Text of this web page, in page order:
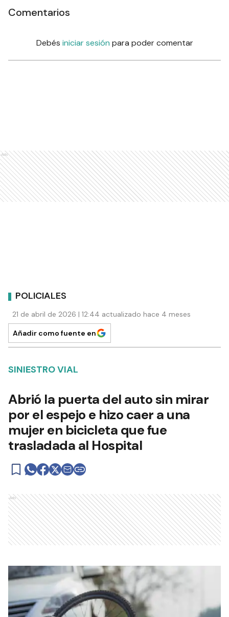
Comentarios
Debés iniciar sesión para poder comentar
Ads
POLICIALES
21 de abril de 2026 | 12:44 actualizado hace 4 meses
Añadir como fuente en
SINIESTRO VIAL
Abrió la puerta del auto sin mirar
por el espejo e hizo caer a una
mujer en bicicleta que fue
trasladada al Hospital
Ads